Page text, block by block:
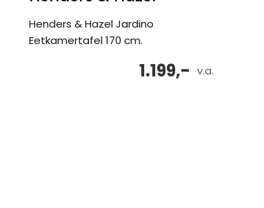
Henders & Hazel Jardino
Eetkamertafel 170 cm.
v.a.
1.199,-